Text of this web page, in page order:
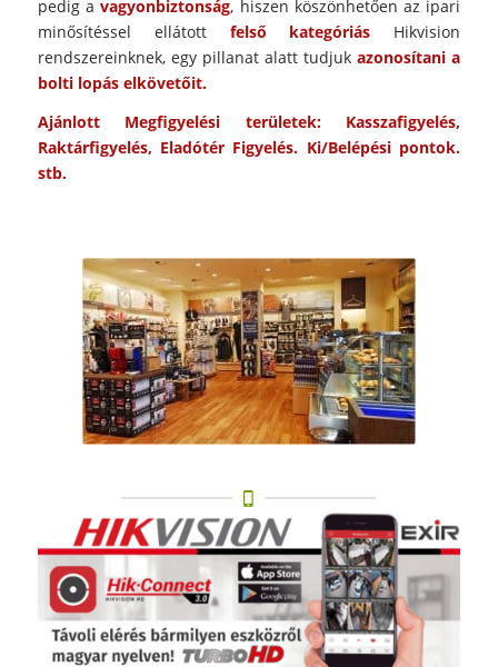
pedig avagyonbiztonság, hiszen köszönhetően az ipari
minősítéssel ellátott felső kategóriás Hikvision
rendszereinknek, egy pillanat alatt tudjukazonosítani a
bolti lopás elkövetőit.
Ajánlott Megfigyelési területek: Kasszafigyelés,
Raktárfigyelés, Eladótér Figyelés. Ki/Belépési pontok.
stb.